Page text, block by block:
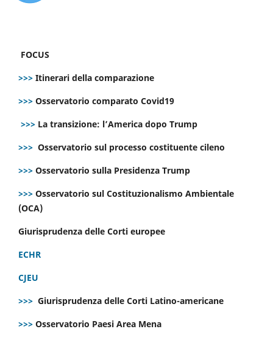
FOCUS
>>> Itinerari della comparazione
>>> Osservatorio comparato Covid19
>>> La transizione: l’America dopo Trump
>>> Osservatorio sul processo costituente cileno
>>> Osservatorio sulla Presidenza Trump
>>> Osservatorio sul Costituzionalismo Ambientale
(OCA)
Giurisprudenza delle Corti europee
ECHR
CJEU
>>> Giurisprudenza delle Corti Latino-americane
>>> Osservatorio Paesi Area Mena